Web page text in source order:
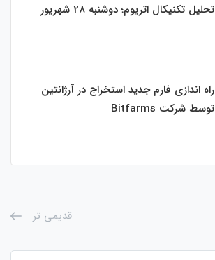
تحلیل تکنیکال اتریوم؛ دوشنبه 28 شهریور
راه اندازی فارم جدید استخراج در آرژانتین
توسط شرکت Bitfarms
قدیمی تر